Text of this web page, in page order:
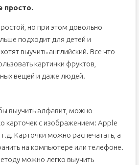
просто.
но при этом довольно
подходит для детей и
выучить английский. Все что
картинки фруктов,
вещей и даже людей.
выучить алфавит, можно
карточек с изображением: Apple
т.д. Карточки можно распечатать, а
на компьютере или телефоне.
можно легко выучить